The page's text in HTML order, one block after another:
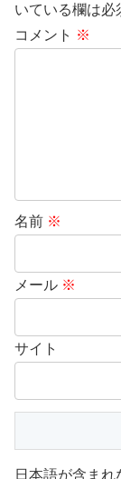
いている欄は必
コメント ※
名前 ※
メール ※
サイト
日本語が含ま